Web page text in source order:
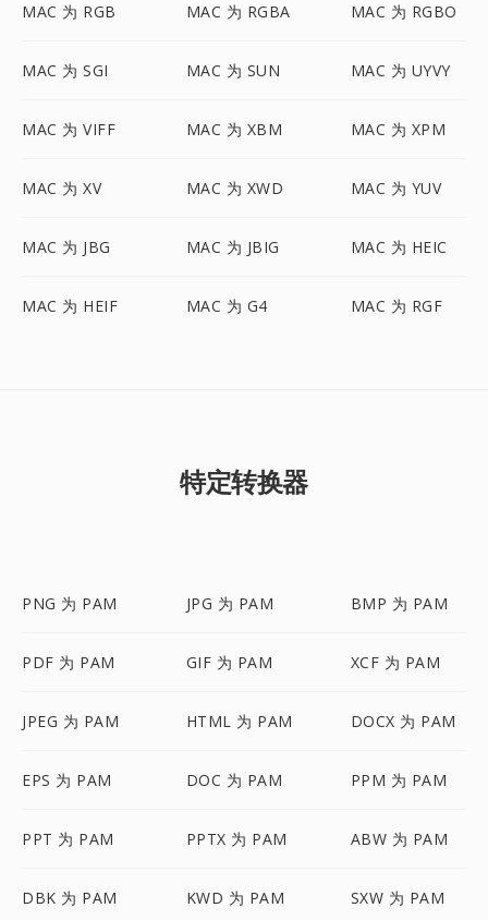
MAC 为 RGB MAC 为 RGBA MAC 为 RGBO
MAC 为 SGI MAC 为 SUN MAC 为 UYVY
MAC 为 VIFF MAC 为 XBM MAC 为 XPM
MAC 为 XV MAC 为 XWD MAC 为 YUV
MAC 为 JBG MAC 为 JBIG MAC 为 HEIC
MAC 为 HEIF MAC 为 G4 MAC 为 RGF
特定转换器
PNG 为 PAM JPG 为 PAM BMP 为 PAM
PDF 为 PAM GIF 为 PAM XCF 为 PAM
JPEG 为 PAM HTML 为 PAM DOCX 为 PAM
EPS 为 PAM DOC 为 PAM PPM 为 PAM
PPT 为 PAM PPTX 为 PAM ABW 为 PAM
DBK 为 PAM KWD 为 PAM SXW 为 PAM